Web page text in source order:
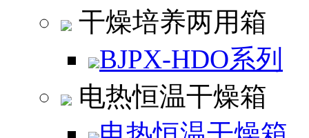
干燥培养两用箱
BJPX-HDO系列
电热恒温干燥箱